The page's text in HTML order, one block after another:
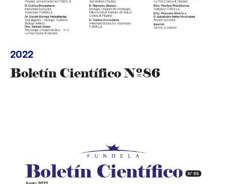
2022
Boletín Científico Nº86